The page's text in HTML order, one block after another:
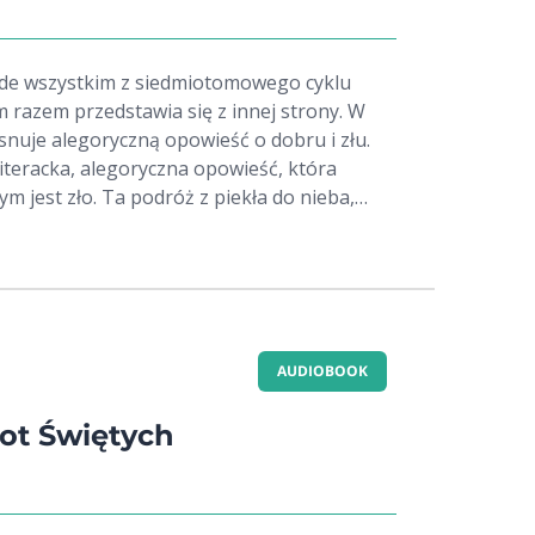
samotności, o radzeniu sobie z różnymi
od świata, tęsknotą. Nie ucieka przed
człowiekowi może się
wszystkim z siedmiotomowego cyklu
razem przedstawia się z innej strony. W
alegoryczną opowieść o dobru i złu.
alegoryczna opowieść, która
jest zło. Ta podróż z piekła do nieba,
autobus. Lewis zastanawia się, czy
AUDIOBOOK
Świętych